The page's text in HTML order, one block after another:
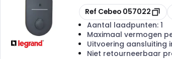
Kopiëren
Ref Cebeo 057022
Aantal laadpunten: 1
Maximaal vermogen
Uitvoering aansluiting
Niet retourneerbaar